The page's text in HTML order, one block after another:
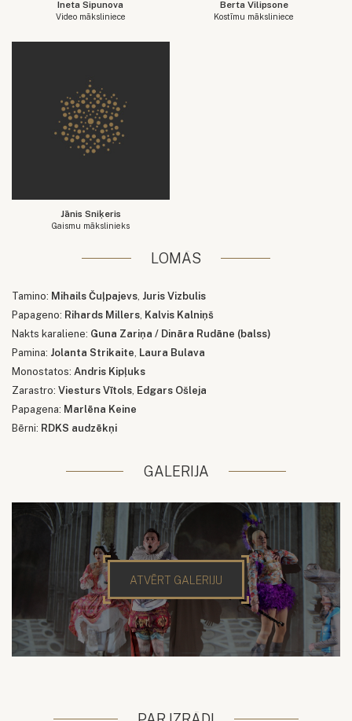
Ineta Sipunova
Video māksliniece
Berta Vilipsone
Kostīmu māksliniece
Jānis Sniķeris
Gaismu mākslinieks
LOMĀS
Tamino: Mihails Čuļpajevs Juris Vizbulis
Papageno: Rihards Millers Kalvis Kalniņš
Nakts karaliene: Guna Zariņa / Dināra Rudāne (balss)
Pamina: Jolanta Strikaite Laura Bulava
Monostatos: Andris Kipļuks
Zarastro: Viesturs Vītols Edgars Ošleja
Papagena: Marlēna Keine
Bērni: RDKS audzēkņi
GALERIJA
ATVĒRT GALERIJU